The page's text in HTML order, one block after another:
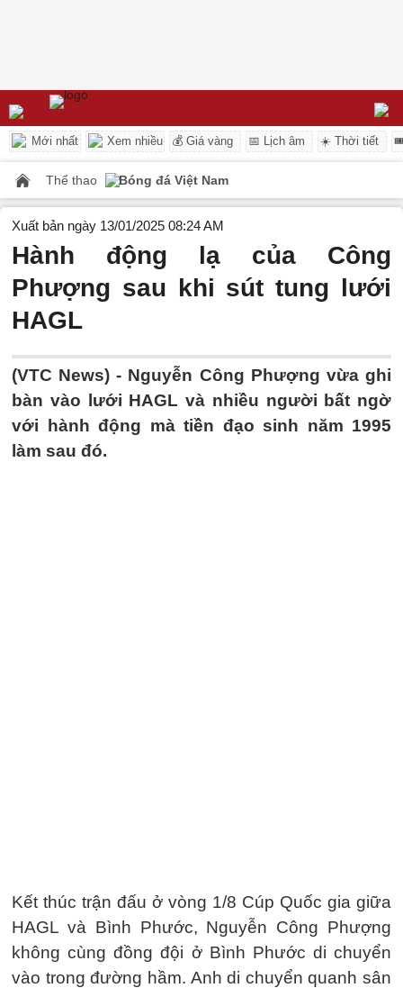
Mới nhất Xem nhiều 💰 Giá vàng 📅 Lịch âm ☀️ Thời tiết
Thể thao Bóng đá Việt Nam
Xuất bản ngày 13/01/2025 08:24 AM
Hành động lạ của Công
Phượng sau khi sút tung lưới
HAGL
(VTC News) - Nguyễn Công Phượng vừa ghi
bàn vào lưới HAGL và nhiều người bất ngờ
với hành động mà tiền đạo sinh năm 1995
làm sau đó.
Kết thúc trận đấu ở vòng 1/8 Cúp Quốc gia giữa
HAGL và Bình Phước, Nguyễn Công Phượng
không cùng đồng đội ở Bình Phước di chuyển
vào trong đường hầm. Anh di chuyển quanh sân